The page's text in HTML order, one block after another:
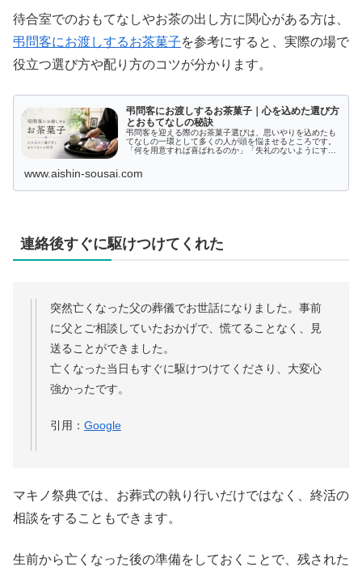
待合室でのおもてなしやお茶の出し方に関心がある方は、
弔問客にお渡しするお茶菓子を参考にすると、実際の場で
役立つ選び方や配り方のコツが分かります。
弔問客にお渡しするお茶菓子｜心を込めた選び方
とおもてなしの秘訣
弔問客を迎える際のお茶菓子選びは、思いやりを込めたも
てなしの一環として多くの人が頭を悩ませるところです。
「何を用意すれば喜ばれるのか」「失礼のないようにする
www.aishin-sousai.com
連絡後すぐに駆けつけてくれた
突然亡くなった父の葬儀でお世話になりました。事前
に父とご相談していたおかげで、慌てることなく、見
送ることができました。
亡くなった当日もすぐに駆けつけてくださり、大変心
強かったです。
引用： Google
マキノ祭典では、お葬式の執り行いだけではなく、終活の
相談をすることもできます。
生前から亡くなった後の準備をしておくことで、残された